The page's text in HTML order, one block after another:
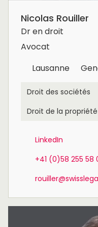
Nicolas Rouiller
Dr en droit
Avocat
Lausanne
Droit des sociétés
Droit de la
LinkedIn
+41 (0)58 255 58